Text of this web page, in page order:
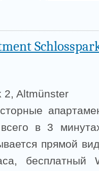
2, Altmünster
в 3
прямой